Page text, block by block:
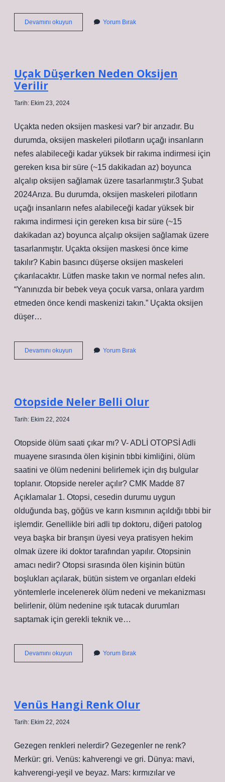
Devamını okuyun Bencillik
Ne
Açıklayınız
Yorum Bırak
Uçak Düşerken Neden Oksijen
Verilir
Tarih: Ekim 23, 2024
Uçakta neden oksijen maskesi var? bir arızadır. Bu
durumda, oksijen maskeleri pilotların uçağı insanların
nefes alabileceği kadar yüksek bir rakıma indirmesi için
gereken kısa bir süre (~15 dakikadan az) boyunca
alçalıp oksijen sağlamak üzere tasarlanmıştır.3 Şubat
2024Arıza. Bu durumda, oksijen maskeleri pilotların
uçağı insanların nefes alabileceği kadar yüksek bir
rakıma indirmesi için gereken kısa bir süre (~15
dakikadan az) boyunca alçalıp oksijen sağlamak üzere
tasarlanmıştır. Uçakta oksijen maskesi önce kime
takılır? Kabin basıncı düşerse oksijen maskeleri
çıkarılacaktır. Lütfen maske takın ve normal nefes alın.
“Yanınızda bir bebek veya çocuk varsa, onlara yardım
etmeden önce kendi maskenizi takın.” Uçakta oksijen
düşer…
Devamını okuyun
Düşerken
Yorum Bırak
Otopside Neler Belli Olur
Tarih: Ekim 22, 2024
Otopside ölüm saati çıkar mı? V- ADLİ OTOPSİ Adli
muayene sırasında ölen kişinin tıbbi kimliğini, ölüm
saatini ve ölüm nedenini belirlemek için dış bulgular
toplanır. Otopside nereler açılır? CMK Madde 87
Açıklamalar 1. Otopsi, cesedin durumu uygun
olduğunda baş, göğüs ve karın kısmının açıldığı tıbbi bir
işlemdir. Genellikle biri adli tıp doktoru, diğeri patolog
veya başka bir branşın üyesi veya pratisyen hekim
olmak üzere iki doktor tarafından yapılır. Otopsinin
amacı nedir? Otopsi sırasında ölen kişinin bütün
boşlukları açılarak, bütün sistem ve organları eldeki
yöntemlerle incelenerek ölüm nedeni ve mekanizması
belirlenir, ölüm nedenine ışık tutacak durumları
saptamak için gerekli teknik ve…
Devamını okuyun Otopside
Neler
Yorum Bırak
Venüs Hangi Renk Olur
Tarih: Ekim 22, 2024
Gezegen renkleri nelerdir? Gezegenler ne renk?
Merkür: gri. Venüs: kahverengi ve gri. Dünya: mavi,
kahverengi-yeşil ve beyaz. Mars: kırmızılar ve